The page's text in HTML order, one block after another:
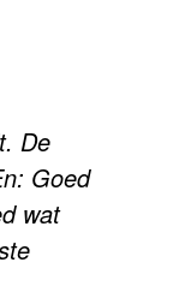
De
Goed
wat